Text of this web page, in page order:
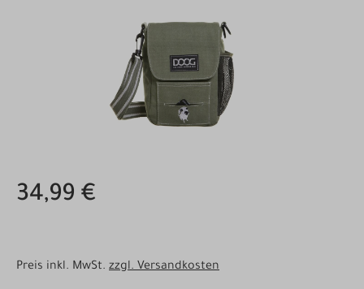
34,99 €
Preis inkl. MwSt. zzgl. Versandkosten